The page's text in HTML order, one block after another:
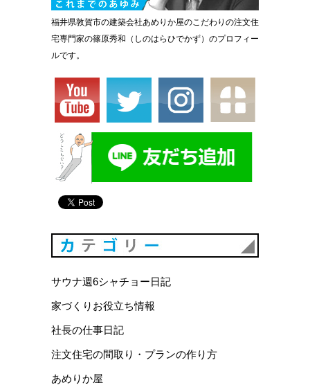
福井県敦賀市の建築会社あめりか屋のこだわりの注文住
宅専門家の篠原秀和（しのはらひでかず）のプロフィー
ルです。
サウナ週6シャチョー日記
家づくりお役立ち情報
社長の仕事日記
注文住宅の間取り・プランの作り方
あめりか屋